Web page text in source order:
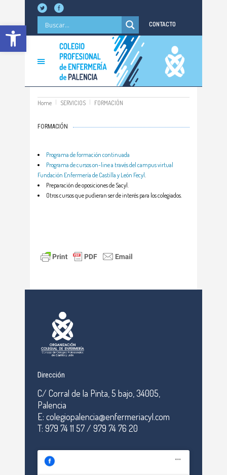
Abrir barra de herramientas CONTACTO
Home SERVICIOS FORMACIÓN
FORMACIÓN
Programa de formación continuada
Programa de cursos on-line a través del campus virtual
Fundación Enfermería de Castilla y León Fecyl .
Preparación de oposiciones de Sacyl.
Otros cursos que pudieran ser de interés para los colegiados.
Dirección
C/ Corral de la Pinta, 5 bajo, 34005,
Palencia
E: colegiopalencia@enfermeriacyl.com
T: 979 74 11 57 / 979 74 76 20